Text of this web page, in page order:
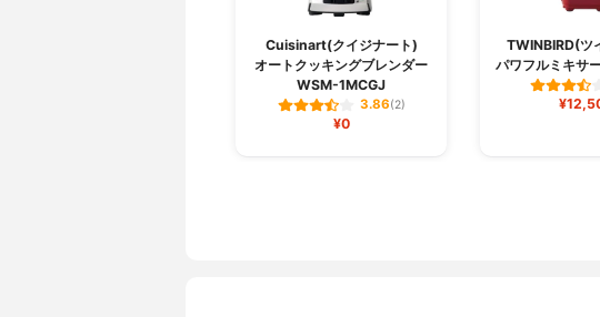
Cuisinart(クイジナート)
オートクッキングブレンダー
WSM-1MCGJ
3.86(2)
¥0
TWINBIRD(ツ
パワフルミキサ